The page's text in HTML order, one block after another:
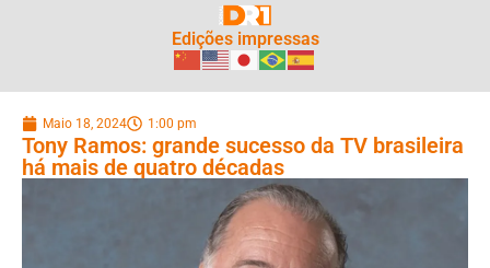
Edições impressas
Maio 18, 2024 1:00 pm
Tony Ramos: grande sucesso da TV brasileira
há mais de quatro décadas